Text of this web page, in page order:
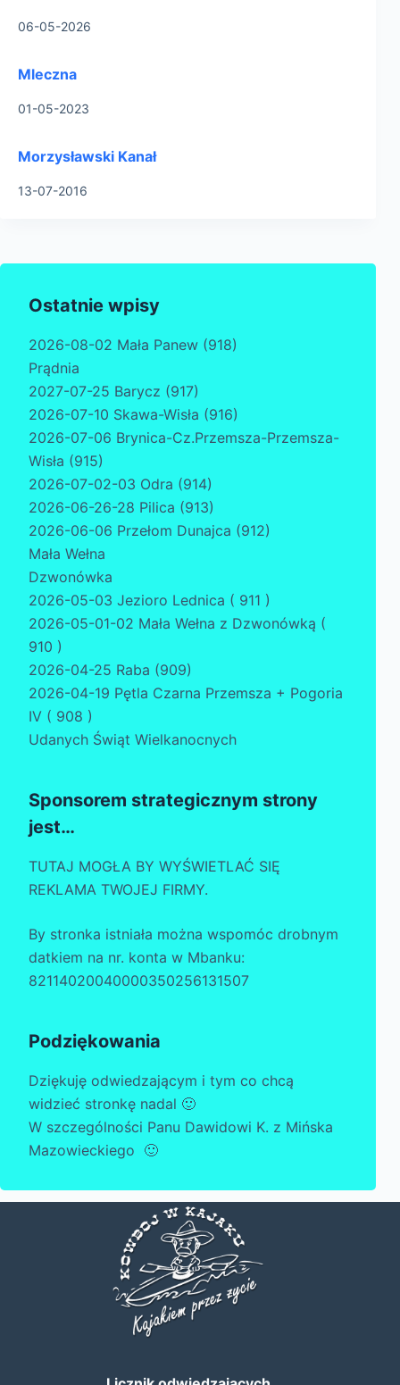
06-05-2026
Mleczna
01-05-2023
Morzysławski Kanał
13-07-2016
Ostatnie wpisy
2026-08-02 Mała Panew (918)
Prądnia
2027-07-25 Barycz (917)
2026-07-10 Skawa-Wisła (916)
2026-07-06 Brynica-Cz.Przemsza-Przemsza-
Wisła (915)
2026-07-02-03 Odra (914)
2026-06-26-28 Pilica (913)
2026-06-06 Przełom Dunajca (912)
Mała Wełna
Dzwonówka
2026-05-03 Jezioro Lednica ( 911 )
2026-05-01-02 Mała Wełna z Dzwonówką (
910 )
2026-04-25 Raba (909)
2026-04-19 Pętla Czarna Przemsza + Pogoria
IV ( 908 )
Udanych Świąt Wielkanocnych
Sponsorem strategicznym strony
jest…
TUTAJ MOGŁA BY WYŚWIETLAĆ SIĘ
REKLAMA TWOJEJ FIRMY.
By stronka istniała można wspomóc drobnym
datkiem na nr. konta w Mbanku:
82114020040000350256131507
Podziękowania
Dziękuję odwiedzającym i tym co chcą
widzieć stronkę nadal 🙂
W szczególności Panu Dawidowi K. z Mińska
Mazowieckiego 🙂